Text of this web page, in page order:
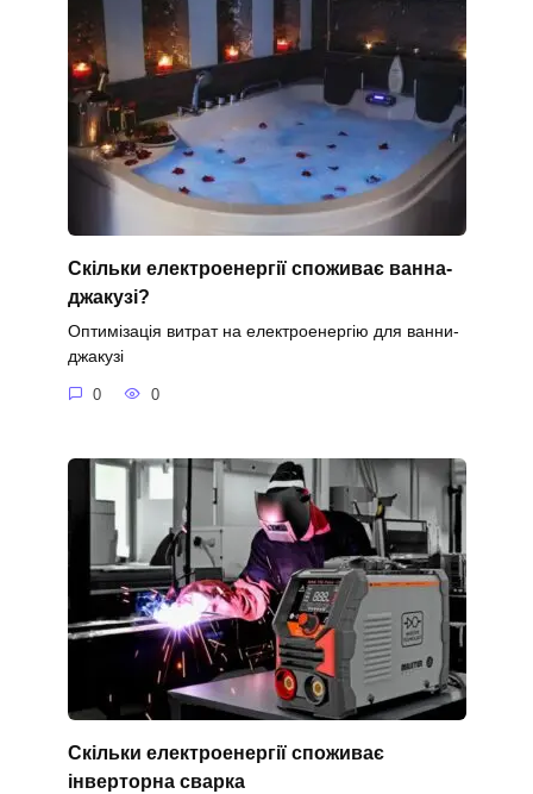
Скільки електроенергії споживає ванна-
джакузі?
Оптимізація витрат на електроенергію для ванни-
джакузі
0 0
Скільки електроенергії споживає
інверторна сварка